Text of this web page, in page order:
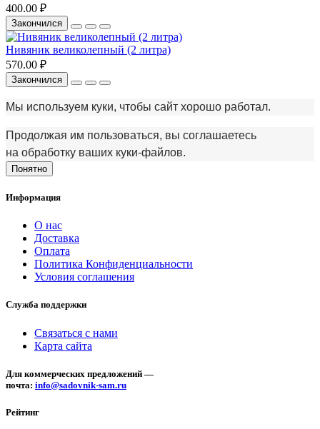
400.00 ₽
Закончился
Нивяник великолепный (2 литра)
570.00 ₽
Закончился
Мы используем куки, чтобы сайт хорошо работал.
Продолжая им пользоваться, вы соглашаетесь
на обработку ваших куки‑файлов.
Понятно
Информация
О нас
Доставка
Оплата
Политика Конфиденциальности
Условия соглашения
Служба поддержки
Связаться с нами
Карта сайта
Для коммерческих предложений —
почта: info@sadovnik-sam.ru
Рейтинг